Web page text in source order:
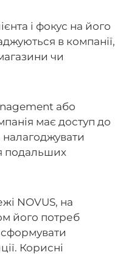
і фокус на його
в компанії,
чи
або
має доступ до
налагоджувати
подальших
NOVUS, на
його потреб
Корисні